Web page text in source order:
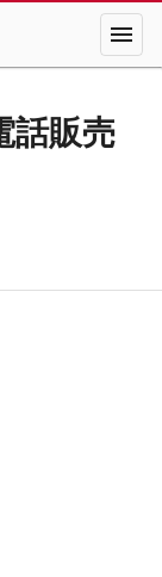
menu
話販売